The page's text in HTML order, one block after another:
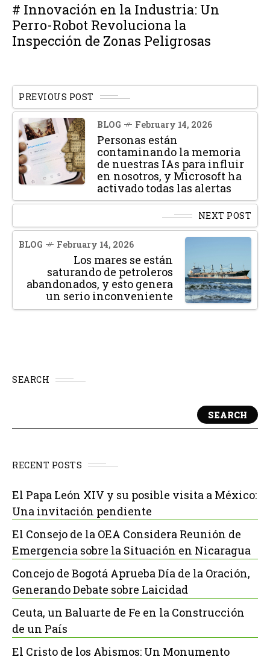
# Innovación en la Industria: Un
Perro-Robot Revoluciona la
Inspección de Zonas Peligrosas
PREVIOUS POST
BLOG February 14, 2026
Personas están
contaminando la memoria
de nuestras IAs para influir
en nosotros, y Microsoft ha
activado todas las alertas
NEXT POST
BLOG February 14, 2026
Los mares se están
saturando de petroleros
abandonados, y esto genera
un serio inconveniente
SEARCH
SEARCH
RECENT POSTS
El Papa León XIV y su posible visita a México:
Una invitación pendiente
El Consejo de la OEA Considera Reunión de
Emergencia sobre la Situación en Nicaragua
Concejo de Bogotá Aprueba Día de la Oración,
Generando Debate sobre Laicidad
Ceuta, un Baluarte de Fe en la Construcción
de un País
El Cristo de los Abismos: Un Monumento